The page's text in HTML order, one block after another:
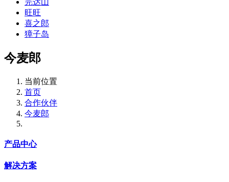
旺旺
喜之郎
獐子岛
今麦郎
当前位置
首页
合作伙伴
今麦郎
产品中心
解决方案